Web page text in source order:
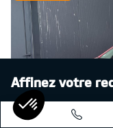
Affinez votre